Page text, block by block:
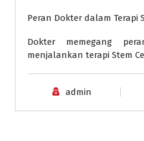
Peran Dokter dalam Terapi
Dokter memegang
menjalankan terapi Stem
admin